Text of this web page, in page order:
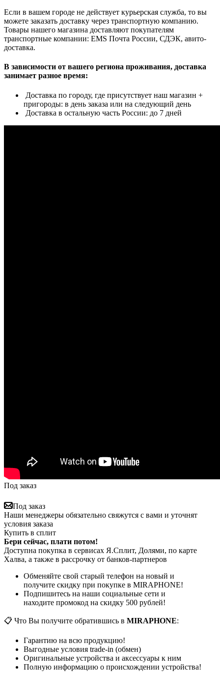
Если в вашем городе не действует курьерская служба, то вы
можете заказать доставку через транспортную компанию.
Товары нашего магазина доставляют покупателям
транспортные компании: EMS Почта России, СДЭК, авито-
доставка.
В зависимости от вашего региона проживания, доставка
занимает разное время:
Доставка по городу, где присутствует наш магазин +
пригороды: в день заказа или на следующий день
Доставка в остальную часть России: до 7 дней
Под заказ
Под заказ
Наши менеджеры обязательно свяжутся с вами и уточнят
условия заказа
Купить в сплит
Бери сейчас, плати потом!
Доступна покупка в сервисах Я.Сплит, Долями, по карте
Халва, а также в рассрочку от банков-партнеров
Обменяйте свой старый телефон на новый и
получите скидку при покупке в MIRAPHONE!
Подпишитесь на наши социальные сети и
находите промокод на скидку 500 рублей!
📋 Что Вы получите обратившись в MIRAPHONE:
Гарантию на всю продукцию!
Выгодные условия trade-in (обмен)
Оригинальные устройства и аксессуары к ним
Полную информацию о происхождении устройства!